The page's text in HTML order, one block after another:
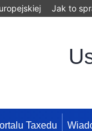
Jak to
Taxedu